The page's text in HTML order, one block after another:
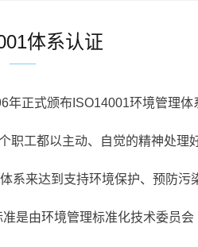
体系认证
式颁布ISO14001环境管理体
工都以主动、自觉的精神处理
来达到支持环境保护、预防
是由环境管理标准化技术委员